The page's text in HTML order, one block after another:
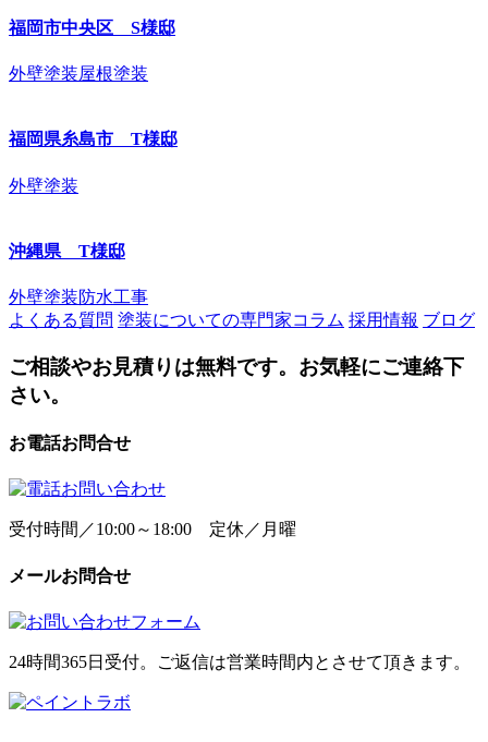
福岡市中央区 S様邸
外壁塗装屋根塗装
福岡県糸島市 T様邸
外壁塗装
沖縄県 T様邸
外壁塗装防水工事
よくある質問 塗装についての専門家コラム 採用情報 ブログ
ご相談やお見積りは無料です。お気軽にご連絡下
さい。
お電話お問合せ
受付時間／10:00～18:00 定休／月曜
メールお問合せ
24時間365日受付。ご返信は営業時間内とさせて頂きます。